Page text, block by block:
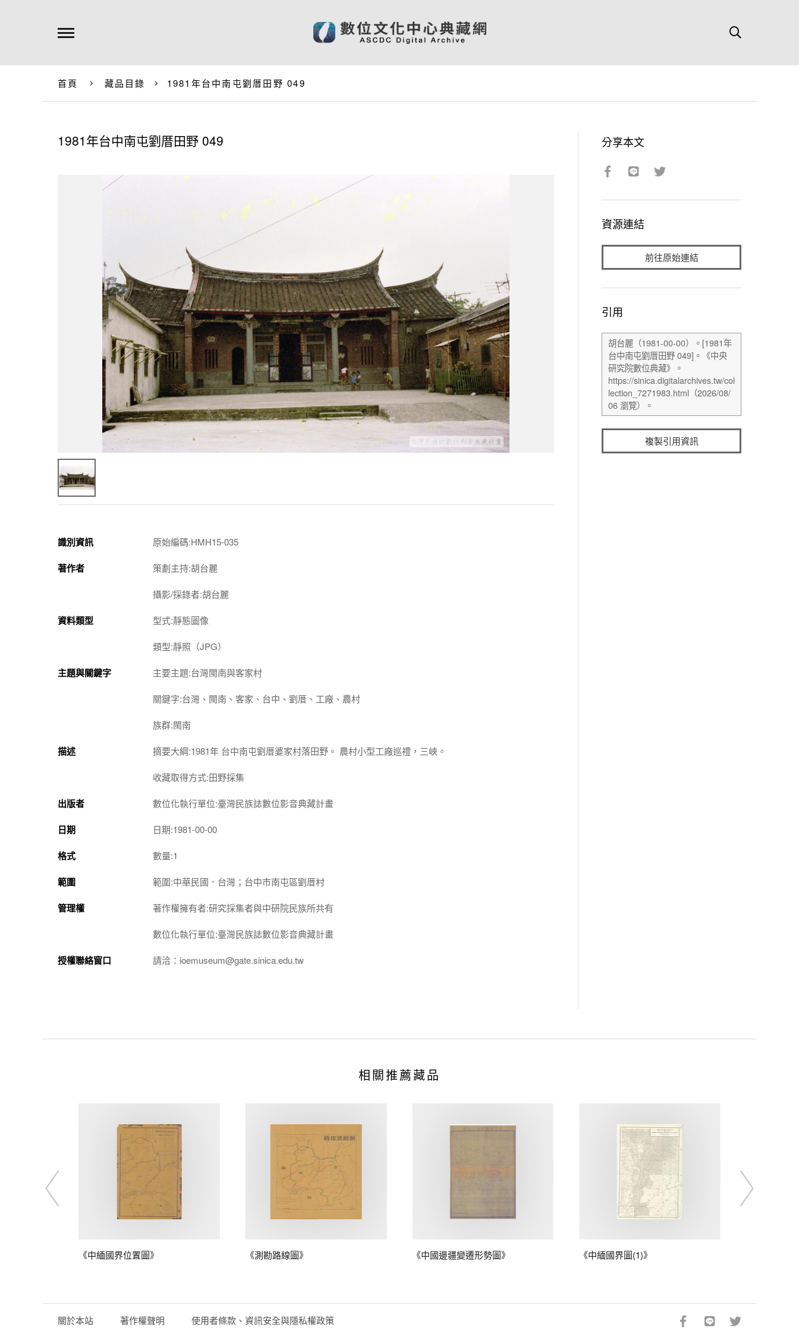
首頁 藏品目錄 1981年台中南屯劉厝田野 049
1981年台中南屯劉厝田野 049
識別資訊 原始編碼:HMH15-035
著作者 策劃主持:胡台麗
攝影/採錄者:胡台麗
資料類型 型式:靜態圖像
類型:靜照（JPG）
主題與關鍵字 主要主題:台灣閩南與客家村
關鍵字:台灣、閩南、客家、台中、劉厝、工廠、農村
族群:閩南
描述 摘要大綱:1981年 台中南屯劉厝婆家村落田野。 農村小型工廠巡禮，三峽。
收藏取得方式:田野採集
出版者 數位化執行單位:臺灣民族誌數位影音典藏計畫
日期 日期:1981-00-00
格式 數量:1
範圍 範圍:中華民國．台灣；台中市南屯區劉厝村
管理權 著作權擁有者:研究採集者與中研院民族所共有
數位化執行單位:臺灣民族誌數位影音典藏計畫
授權聯絡窗口 請洽：ioemuseum@gate.sinica.edu.tw
分享本文
資源連結
前往原始連結
引用
複製引用資訊
相關推薦藏品
《中緬國界位置圖》 《測勘路線圖》 《中國邊疆變遷形勢圖》 《中緬國界圖(1)》
關於本站 著作權聲明 使用者條款、資訊安全與隱私權政策